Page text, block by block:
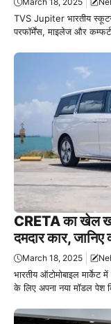
TVS Jupiter भारतीय
परफॉर्मेंस, माइलेज और
CRETA का खेल
दमदार कार, जानिए
March 18, 2025
भारतीय ऑटोमोबाइल
के लिए अपना नया मॉडल पेश